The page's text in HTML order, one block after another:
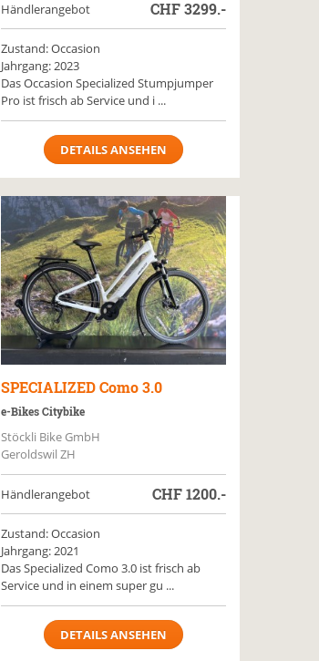
Händlerangebot CHF3299.-
Zustand: Occasion
Jahrgang: 2023
Das Occasion Specialized Stumpjumper
Pro ist frisch ab Service und i ...
DETAILS ANSEHEN
SPECIALIZED Como 3.0
e-Bikes Citybike
Stöckli Bike GmbH
Geroldswil ZH
Händlerangebot CHF1200.-
Zustand: Occasion
Jahrgang: 2021
Das Specialized Como 3.0 ist frisch ab
Service und in einem super gu ...
DETAILS ANSEHEN